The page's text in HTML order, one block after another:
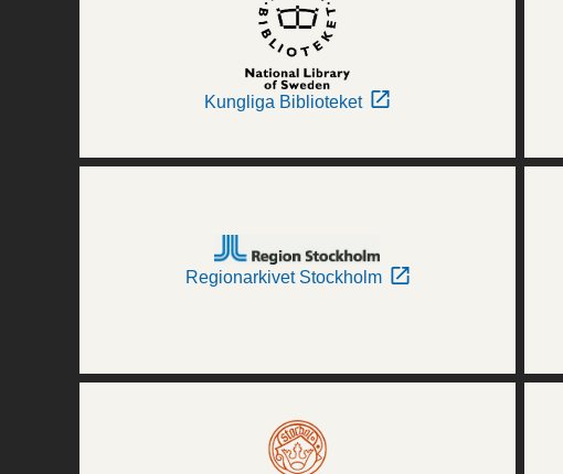
Kungliga Biblioteket
Regionarkivet Stockholm